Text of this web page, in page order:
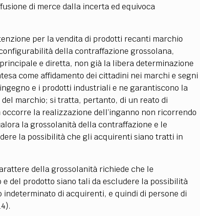
di merce dalla incerta ed equivoca
per la vendita di prodotti recanti marchio
della contraffazione grossolana,
e diretta, non già la libera determinazione
come affidamento dei cittadini nei marchi e segni
e i prodotti industriali e ne garantiscono la
marchio; si tratta, pertanto, di un reato di
la realizzazione dell’inganno non ricorrendo
la grossolanità della contraffazione e le
la possibilità che gli acquirenti siano tratti in
della grossolanità richiede che le
del prodotto siano tali da escludere la possibilità
di acquirenti, e quindi di persone di